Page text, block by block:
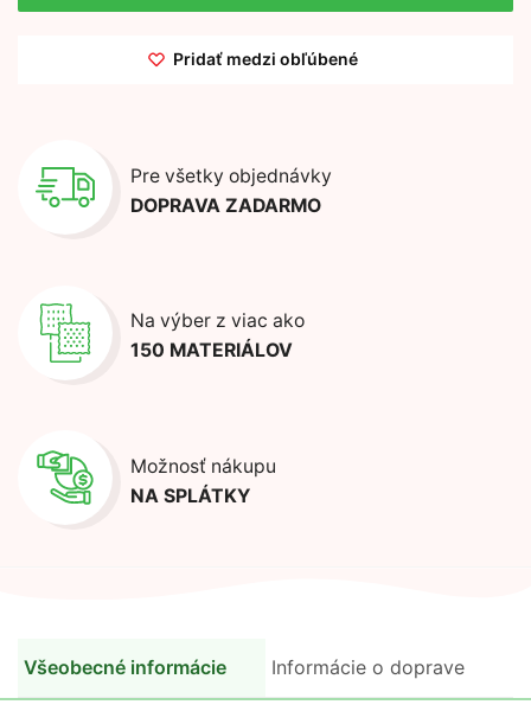
Pridať medzi obľúbené
Pre všetky objednávky
DOPRAVA ZADARMO
Na výber z viac ako
150 MATERIÁLOV
Možnosť nákupu
NA SPLÁTKY
Všeobecné informácie Informácie o doprave